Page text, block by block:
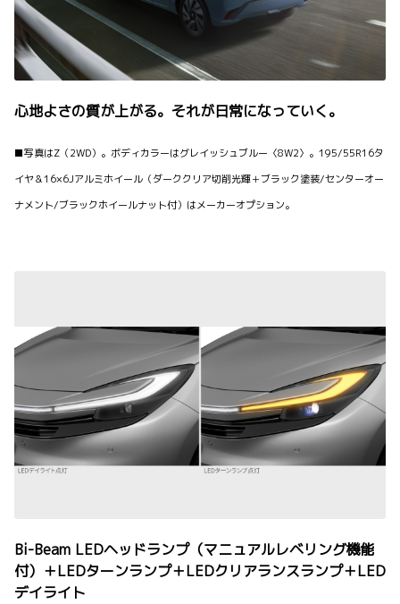
心地よさの質が上がる。それが日常になっていく。
■写真はZ（2WD）。ボディカラーはグレイッシュブルー〈8W2〉。195/55R16タ
イヤ＆16×6Jアルミホイール（ダーククリア切削光輝＋ブラック塗装/センターオー
ナメント/ブラックホイールナット付）はメーカーオプション。
Bi-Beam LEDヘッドランプ（マニュアルレベリング機能
付）＋LEDターンランプ＋LEDクリアランスランプ＋LED
デイライト